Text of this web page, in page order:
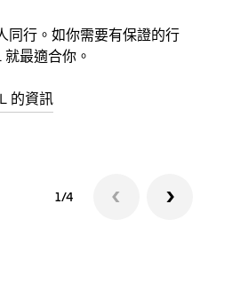
同行。如你需要有保證的行
最適合你。
的資訊
1/4